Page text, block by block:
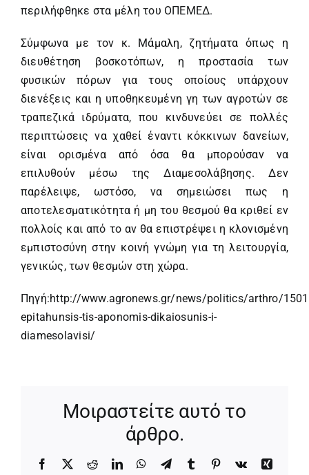
περιλήφθηκε στα μέλη του ΟΠΕΜΕΔ.
Σύμφωνα με τον κ. Μάμαλη, ζητήματα όπως η
διευθέτηση βοσκοτόπων, η προστασία των
φυσικών πόρων για τους οποίους υπάρχουν
διενέξεις και η υποθηκευμένη γη των αγροτών σε
τραπεζικά ιδρύματα, που κινδυνεύει σε πολλές
περιπτώσεις να χαθεί έναντι κόκκινων δανείων,
είναι ορισμένα από όσα θα μπορούσαν να
επιλυθούν μέσω της Διαμεσολάβησης. Δεν
παρέλειψε, ωστόσο, να σημειώσει πως η
αποτελεσματικότητα ή μη του θεσμού θα κριθεί εν
πολλοίς και από το αν θα επιστρέψει η κλονισμένη
εμπιστοσύνη στην κοινή γνώμη για τη λειτουργία,
γενικώς, των θεσμών στη χώρα.
Πηγή:http://www.agronews.gr/news/politics/arthro/
epitahunsis-tis-aponomis-dikaiosunis-i-
diamesolavisi/
Μοιραστείτε αυτό το
άρθρο.
Facebook
X RedditLinkedInWhatsApp
TelegramTumblr Pinterest
Vk
Xing